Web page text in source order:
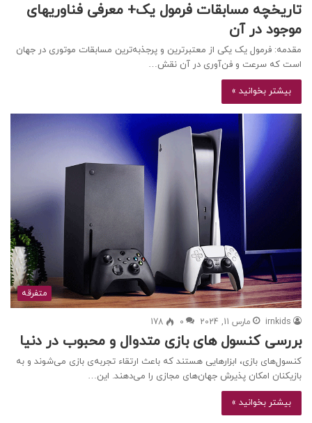
تاریخچه مسابقات فرمول یک+ معرفی فناوریهای
موجود در آن
مقدمه: فرمول یک یکی از معتبرترین و پرجذبه‌ترین مسابقات موتوری در جهان
است که سرعت و فن‌آوری در آن نقش…
بیشتر بخوانید »
متفرقه
irnkids مارس 11, 2024 0
178
بررسی کنسول های بازی متدوال و محبوب در دنیا
کنسول‌های بازی، ابزارهایی هستند که باعث ارتقاء تجربه‌ی بازی می‌شوند و به
بازیکنان امکان پذیرش جهان‌های مجازی را می‌دهند. این…
بیشتر بخوانید »